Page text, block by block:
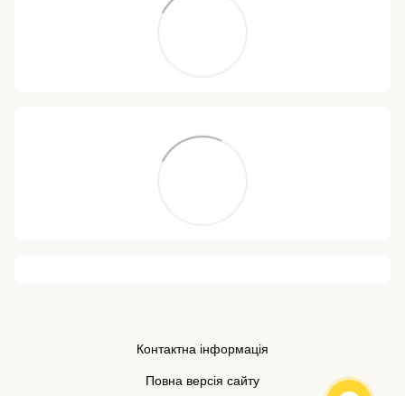
Контактна інформація
Повна версія сайту